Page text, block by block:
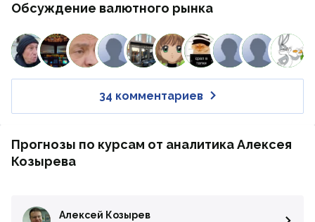
Обсуждение валютного рынка
34 комментариев
Прогнозы по курсам от аналитика Алексея
Козырева
Алексей Козырев